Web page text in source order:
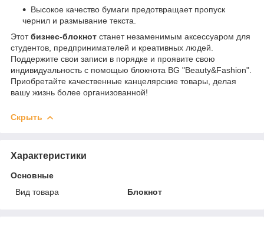
Высокое качество бумаги предотвращает пропуск
чернил и размывание текста.
Этотбизнес-блокнот станет незаменимым аксессуаром для
студентов, предпринимателей и креативных людей.
Поддержите свои записи в порядке и проявите свою
индивидуальность с помощью блокнота BG "Beauty&Fashion".
Приобретайте качественные канцелярские товары, делая
вашу жизнь более организованной!
Скрыть
Характеристики
Основные
Вид товара
Блокнот